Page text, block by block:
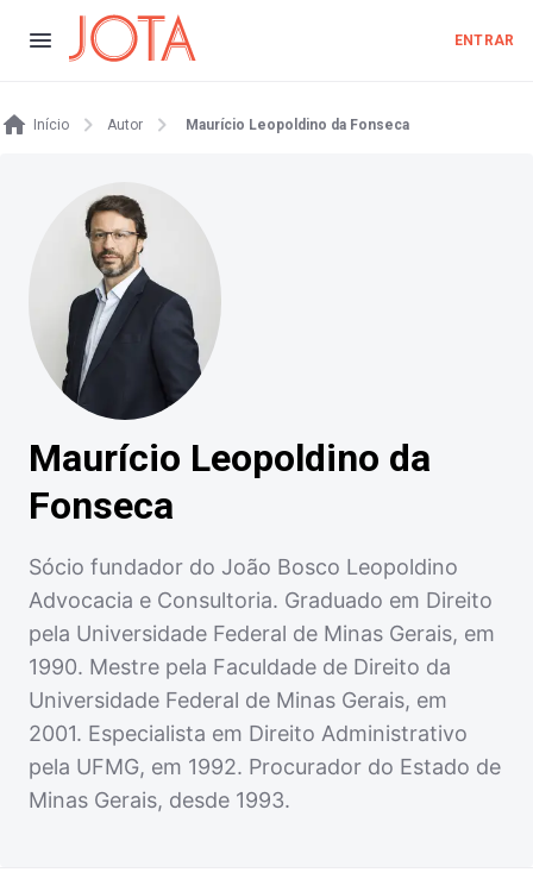
ENTRAR
Início Autor Maurício Leopoldino da Fonseca
Maurício Leopoldino da
Fonseca
Sócio fundador do João Bosco Leopoldino
Advocacia e Consultoria. Graduado em Direito
pela Universidade Federal de Minas Gerais, em
1990. Mestre pela Faculdade de Direito da
Universidade Federal de Minas Gerais, em
2001. Especialista em Direito Administrativo
pela UFMG, em 1992. Procurador do Estado de
Minas Gerais, desde 1993.